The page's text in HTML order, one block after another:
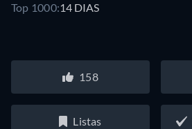
Top 1000:14 DIAS
158
Listas